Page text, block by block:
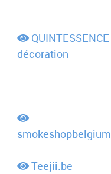
QUINTESSENCE
décoration
smokeshopbelgium
Teejii.be